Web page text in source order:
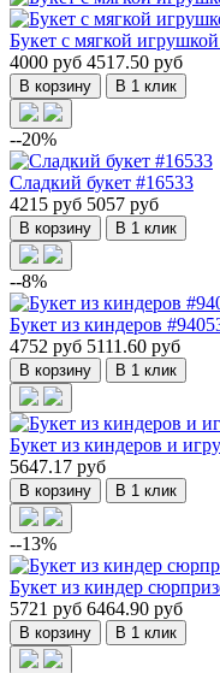
Букет с мягкой
4000 руб 4517.50 руб
В корзину В 1 клик
--20%
Сладкий букет #16533
4215 руб 5057 руб
В корзину В 1 клик
--8%
Букет из киндеров
4752 руб 5111.60 руб
В корзину В 1 клик
Букет из киндеров и
5647.17 руб
В корзину В 1 клик
--13%
Букет из киндер
5721 руб 6464.90 руб
В корзину В 1 клик